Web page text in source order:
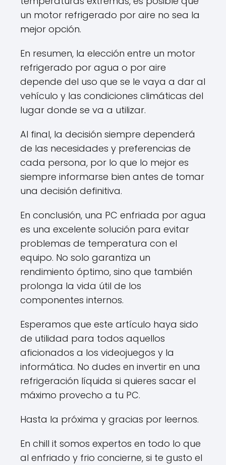
un motor refrigerado por aire no sea la
mejor opción.
En resumen, la elección entre un motor
refrigerado por agua o por aire
depende del uso que se le vaya a dar al
vehículo y las condiciones climáticas del
lugar donde se va a utilizar.
Al final, la decisión siempre dependerá
de las necesidades y preferencias de
cada persona, por lo que lo mejor es
siempre informarse bien antes de tomar
una decisión definitiva.
En conclusión, una PC enfriada por agua
es una excelente solución para evitar
problemas de temperatura con el
equipo. No solo garantiza un
rendimiento óptimo, sino que también
prolonga la vida útil de los
componentes internos.
Esperamos que este artículo haya sido
de utilidad para todos aquellos
aficionados a los videojuegos y la
informática. No dudes en invertir en una
refrigeración líquida si quieres sacar el
máximo provecho a tu PC.
Hasta la próxima y gracias por leernos.
En chill it somos expertos en todo lo que
al enfriado y frio concierne, si te gusto el